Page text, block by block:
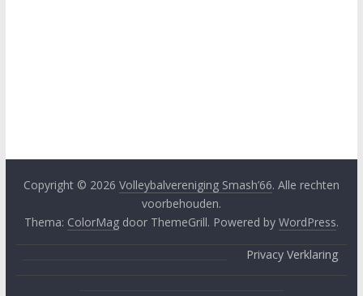
Copyright © 2026 Volleybalvereniging Smash’66. Alle rechten
voorbehouden.
Thema: ColorMagdoor ThemeGrill. Powered by WordPress.
Privacy Verklaring;